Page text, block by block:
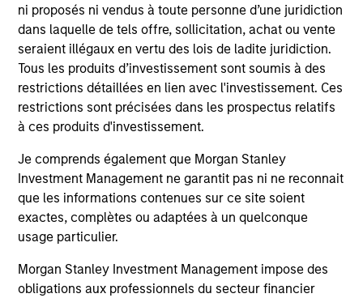
ni proposés ni vendus à toute personne d’une juridiction
dans laquelle de tels offre, sollicitation, achat ou vente
seraient illégaux en vertu des lois de ladite juridiction.
Tous les produits d’investissement sont soumis à des
restrictions détaillées en lien avec l'investissement. Ces
restrictions sont précisées dans les prospectus relatifs
à ces produits d'investissement.
Je comprends également que Morgan Stanley
Investment Management ne garantit pas ni ne reconnait
que les informations contenues sur ce site soient
exactes, complètes ou adaptées à un quelconque
usage particulier.
Morgan Stanley Investment Management impose des
obligations aux professionnels du secteur financier
La valeur des investissements et les revenus qui
en découlent varieront et rien ne garantit que le
Fonds atteigne ses objectifs d’investissement.
Caractéristiques du fonds